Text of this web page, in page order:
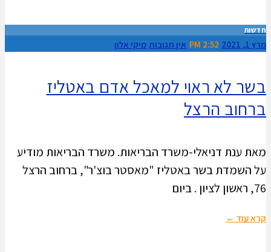
חדשות
מרץ 1, 2021 2:52 PM אין תגובות מיקי אלון
בשר לא ראוי למאכל אדם באטליז
ברחוב הרצל
מאת ענת דניאלי-משרד הבריאות. משרד הבריאות מודיע
על השמדת בשר באטליז "מאסטר בוצ'ר", ברחוב הרצל
76, ראשון לציון . ביום
קרא עוד ←